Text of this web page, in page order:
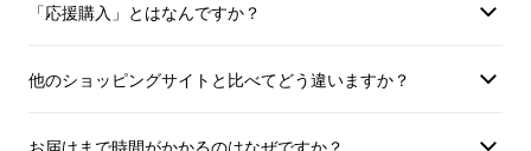
「応援購入」とはなんですか？
他のショッピングサイトと比べてどう違いますか？
お届けまで時間がかかるのはなぜですか？